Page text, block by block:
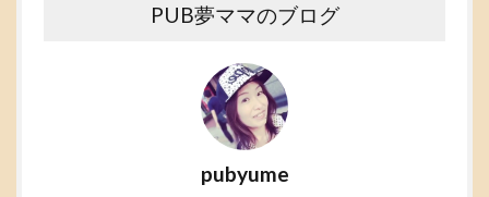
PUB夢ママのブログ
pubyume